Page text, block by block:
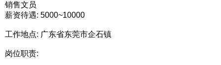
销售文员
薪资待遇: 5000~10000
工作地点: 广东省东莞市企石镇
岗位职责: